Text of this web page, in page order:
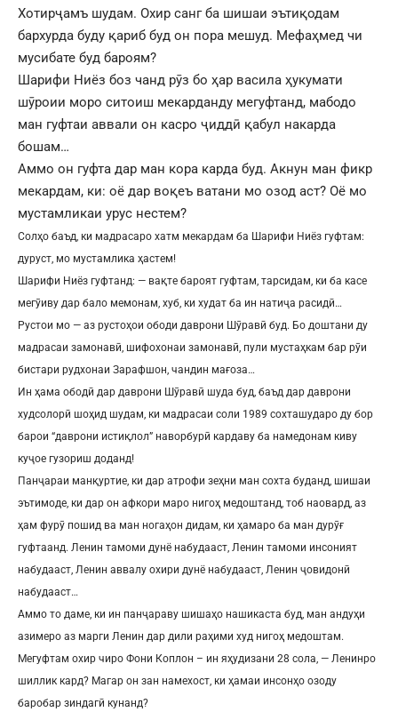
Хотирҷамъ шудам. Охир санг ба шишаи эътиқодам
бархурда буду қариб буд он пора мешуд. Мефаҳмед чи
мусибате буд бароям?
Шарифи Ниёз боз чанд рӯз бо ҳар васила ҳукумати
шӯроии моро ситоиш мекарданду мегуфтанд, мабодо
ман гуфтаи аввали он касро ҷиддӣ қабул накарда
бошам…
Аммо он гуфта дар ман кора карда буд. Акнун ман фикр
мекардам, ки: оё дар воқеъ ватани мо озод аст? Оё мо
мустамликаи урус нестем?
Солҳо баъд, ки мадрасаро хатм мекардам ба Шарифи Ниёз гуфтам:
дуруст, мо мустамлика ҳастем!
Шарифи Ниёз гуфтанд: — вақте бароят гуфтам, тарсидам, ки ба касе
мегӯиву дар бало мемонам, хуб, ки худат ба ин натиҷа расидӣ…
Рустои мо — аз рустоҳои ободи даврони Шӯравӣ буд. Бо доштани ду
мадрасаи замонавӣ, шифохонаи замонавӣ, пули мустаҳкам бар рӯи
бистари рудхонаи Зарафшон, чандин мағоза…
Ин ҳама ободӣ дар даврони Шӯравӣ шуда буд, баъд дар даврони
худсолорӣ шоҳид шудам, ки мадрасаи соли 1989 сохташударо ду бор
барои “даврони истиқлол” наворбурӣ кардаву ба намедонам киву
куҷое гузориш доданд!
Панҷараи манқуртие, ки дар атрофи зеҳни ман сохта буданд, шишаи
эътимоде, ки дар он афкори маро нигоҳ медоштанд, тоб наовард, аз
ҳам фурӯ пошид ва ман ногаҳон дидам, ки ҳамаро ба ман дурӯғ
гуфтаанд. Ленин тамоми дунё набудааст, Ленин тамоми инсоният
набудааст, Ленин аввалу охири дунё набудааст, Ленин ҷовидонӣ
набудааст…
Аммо то даме, ки ин панҷараву шишаҳо нашикаста буд, ман андуҳи
азимеро аз марги Ленин дар дили раҳими худ нигоҳ медоштам.
Мегуфтам охир чиро Фони Коплон – ин яҳудизани 28 сола, — Ленинро
шиллик кард? Магар он зан намехост, ки ҳамаи инсонҳо озоду
баробар зиндагӣ кунанд?